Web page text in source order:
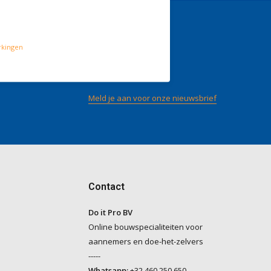
Meld je aan voor onze nieuwsbrief
Contact
Do it Pro BV
Online bouwspecialiteiten voor
aannemers en doe-het-zelvers
-----